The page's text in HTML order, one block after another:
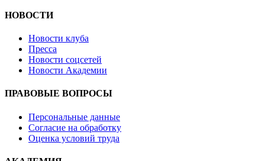
НОВОСТИ
Новости клуба
Пресса
Новости соцсетей
Новости Академии
ПРАВОВЫЕ ВОПРОСЫ
Персональные данные
Согласие на обработку
Оценка условий труда